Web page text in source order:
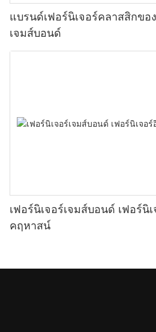
แบรนด์เฟอร์นิเจอร์คลาสสิกขอ
เจมส์บอนด์
เฟอร์นิเจอร์เจมส์บอนด์ เฟอร์นิ
คฤหาสน์